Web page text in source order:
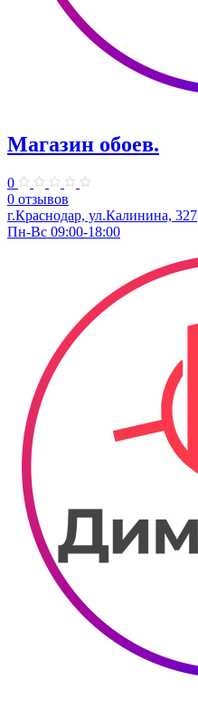
Магазин обоев.
0
0 отзывов
г.Краснодар, ул.Калинина, 327
Пн-Вс 09:00-18:00